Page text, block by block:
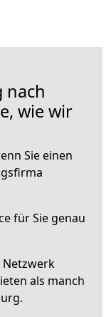
nach
wie wir
Sie einen
für Sie genau
als manch